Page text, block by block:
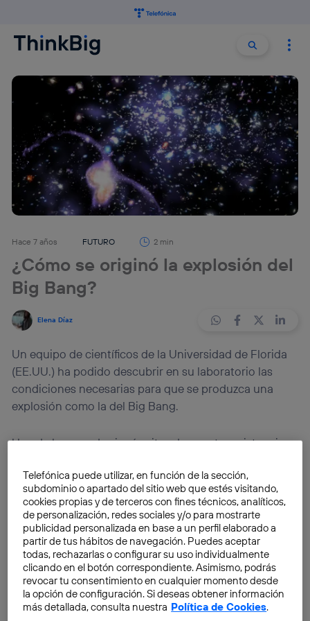
Buscar
Hace 7 años FUTURO 2 min
¿Cómo se originó la explosión del
Big Bang?
Elena Díaz
Un equipo de científicos de la Universidad de Florida
(EE.UU.) ha podido descubrir en su laboratorio las
condiciones necesarias para que se produzca una
explosión como la del Big Bang.
Una de las grandes incógnitas de nuestra existencia
existencia. ¿Cómo es posible que se formaran las
estrellas, planetas y galaxias? Para buscar
respuestas a estas preguntas surgió lafamosa teoría
del Big Bango ‘Gran Explosión’.
¿Puede explicar esta teoría el origen del universo?
Argumenta que el universo, tal y como lo conocemos
hoy, se originóhace 13.700 millones de añoscomo
consecuencia de una gran explosión en el espacio
Telefónica puede utilizar, en función de la sección,
subdominio o apartado del sitio web que estés visitando,
cookies propias y de terceros con fines técnicos, analíticos,
de personalización, redes sociales y/o para mostrarte
publicidad personalizada en base a un perfil elaborado a
partir de tus hábitos de navegación. Puedes aceptar
todas, rechazarlas o configurar su uso individualmente
clicando en el botón correspondiente. Asimismo, podrás
revocar tu consentimiento en cualquier momento desde
la opción de configuración. Si deseas obtener información
más detallada, consulta nuestra Política de Cookies.